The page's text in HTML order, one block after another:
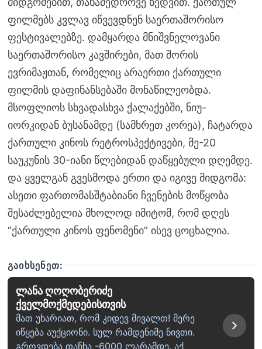
ფილმებს კვლავ იწვევდნენ საერთაშორისო
ფესტივალებზე. დამყარდა მნიშვნელოვანი
საერთაშორისო კავშირები, მათ შორის
ევრიმაჟთან, რომელიც არაერთი ქართული
ფილმის დაფინანსებაში მონაწილეობდა.
მსოფლიოს სხვადასხვა ქალაქებში, ნიუ-
იორკიდან ბუსანამდე (სამხრეთ კორეა), ჩატარდა
ქართული კინოს რეტროსპექტივები, მე-20
საუკუნის 30-იანი წლებიდან დაწყებული დღემდე.
და ყველგან გვესმოდა ერთი და იგივე მიდგომა:
ასეთი ფართომასშტაბიანი ჩვენების მოწყობა
შესაძლებელია მხოლოდ იმიტომ, რომ დღეს
“ქართული კინოს ფენომენი” ისევ ცოცხალია.
ᲒᲐᲘᲮᲡᲔᲜᲔᲗ:
ლანა ღოღობერიძე
ქველმოქმედებისთვის
მათ უხარიათ, რომ კიდევ მივალთ! მერე
იწყება აუქციონი. სულ რამდენიმე ნივთი.
გროვდება თანხა -6000 ლარამდე. აქ